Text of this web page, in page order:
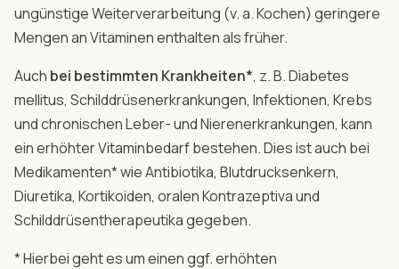
ungünstige Weiterverarbeitung (v. a. Kochen) geringere
Mengen an Vitaminen enthalten als früher.
Auch bei bestimmten Krankheiten*, z. B. Diabetes
mellitus, Schilddrüsenerkrankungen, Infektionen, Krebs
und chronischen Leber- und Nierenerkrankungen, kann
ein erhöhter Vitaminbedarf bestehen. Dies ist auch bei
Medikamenten* wie Antibiotika, Blutdrucksenkern,
Diuretika, Kortikoiden, oralen Kontrazeptiva und
Schilddrüsentherapeutika gegeben.
* Hierbei geht es um einen ggf. erhöhten